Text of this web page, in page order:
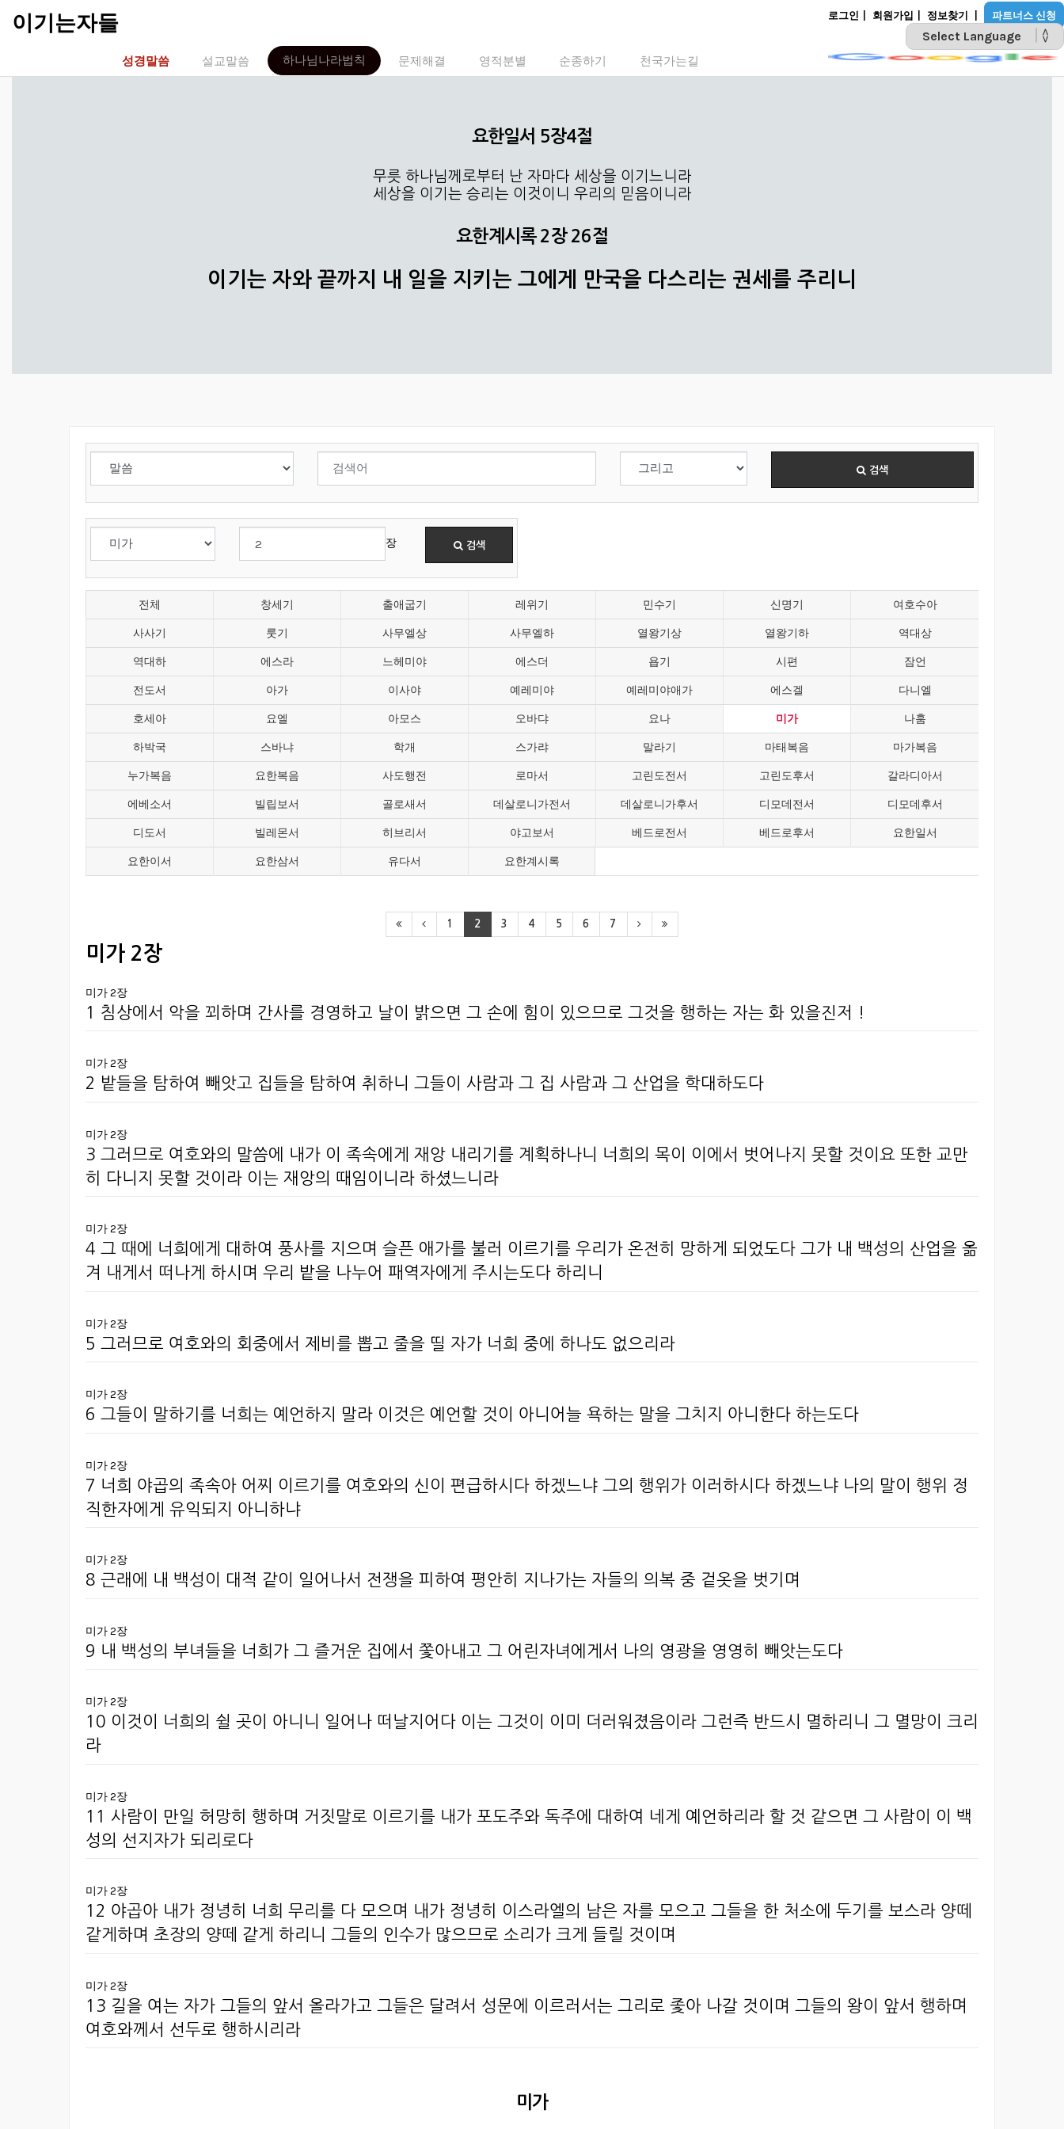
이기는자들 로그인 회원가입 정보찾기
파트너스 신청
성경말씀 설교말씀 하나님나라법칙 문제해결 영적분별 순종하기 천국가는길
요한일서 5장4절
무릇 하나님께로부터 난 자마다 세상을 이기느니라
세상을 이기는 승리는 이것이니 우리의 믿음이니라
요한계시록 2장 26절
이기는 자와 끝까지 내 일을 지키는 그에게 만국을 다스리는 권세를 주리니
검색
장 검색
전체 창세기 출애굽기 레위기 민수기 신명기 여호수아
사사기 룻기 사무엘상 사무엘하 열왕기상 열왕기하 역대상
역대하 에스라 느헤미야 에스더 욥기 시편 잠언
전도서 아가 이사야 예레미야 예레미야애가 에스겔 다니엘
호세아 요엘 아모스 오바댜 요나 미가 나훔
하박국 스바냐 학개 스가랴 말라기 마태복음 마가복음
누가복음 요한복음 사도행전 로마서 고린도전서 고린도후서 갈라디아서
에베소서 빌립보서 골로새서 데살로니가전서 데살로니가후서 디모데전서 디모데후서
디도서 빌레몬서 히브리서 야고보서 베드로전서 베드로후서 요한일서
요한이서 요한삼서 유다서 요한계시록
1 2 3 4 5 6 7
미가 2장
미가 2장
1 침상에서 악을 꾀하며 간사를 경영하고 날이 밝으면 그 손에 힘이 있으므로 그것을 행하는 자는 화 있을진저 !
미가 2장
2 밭들을 탐하여 빼앗고 집들을 탐하여 취하니 그들이 사람과 그 집 사람과 그 산업을 학대하도다
미가 2장
3 그러므로 여호와의 말씀에 내가 이 족속에게 재앙 내리기를 계획하나니 너희의 목이 이에서 벗어나지 못할 것이요 또한 교만
히 다니지 못할 것이라 이는 재앙의 때임이니라 하셨느니라
미가 2장
4 그 때에 너희에게 대하여 풍사를 지으며 슬픈 애가를 불러 이르기를 우리가 온전히 망하게 되었도다 그가 내 백성의 산업을 옮
겨 내게서 떠나게 하시며 우리 밭을 나누어 패역자에게 주시는도다 하리니
미가 2장
5 그러므로 여호와의 회중에서 제비를 뽑고 줄을 띨 자가 너희 중에 하나도 없으리라
미가 2장
6 그들이 말하기를 너희는 예언하지 말라 이것은 예언할 것이 아니어늘 욕하는 말을 그치지 아니한다 하는도다
미가 2장
7 너희 야곱의 족속아 어찌 이르기를 여호와의 신이 편급하시다 하겠느냐 그의 행위가 이러하시다 하겠느냐 나의 말이 행위 정
직한자에게 유익되지 아니하냐
미가 2장
8 근래에 내 백성이 대적 같이 일어나서 전쟁을 피하여 평안히 지나가는 자들의 의복 중 겉옷을 벗기며
미가 2장
9 내 백성의 부녀들을 너희가 그 즐거운 집에서 쫓아내고 그 어린자녀에게서 나의 영광을 영영히 빼앗는도다
미가 2장
10 이것이 너희의 쉴 곳이 아니니 일어나 떠날지어다 이는 그것이 이미 더러워졌음이라 그런즉 반드시 멸하리니 그 멸망이 크리
라
미가 2장
11 사람이 만일 허망히 행하며 거짓말로 이르기를 내가 포도주와 독주에 대하여 네게 예언하리라 할 것 같으면 그 사람이 이 백
성의 선지자가 되리로다
미가 2장
12 야곱아 내가 정녕히 너희 무리를 다 모으며 내가 정녕히 이스라엘의 남은 자를 모으고 그들을 한 처소에 두기를 보스라 양떼
같게하며 초장의 양떼 같게 하리니 그들의 인수가 많으므로 소리가 크게 들릴 것이며
미가 2장
13 길을 여는 자가 그들의 앞서 올라가고 그들은 달려서 성문에 이르러서는 그리로 좇아 나갈 것이며 그들의 왕이 앞서 행하며
여호와께서 선두로 행하시리라
미가